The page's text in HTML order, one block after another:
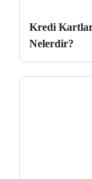
Kredi
Nelerdir?